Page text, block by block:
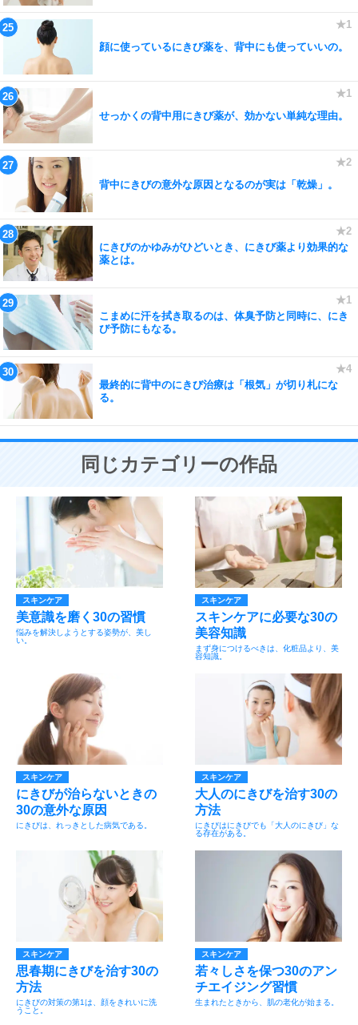
顔に使っているにきび薬を、背中にも使っていいの。
せっかくの背中用にきび薬が、効かない単純な理由。
背中にきびの意外な原因となるのが実は「乾燥」。
にきびのかゆみがひどいとき、にきび薬より効果的な
薬とは。
こまめに汗を拭き取るのは、体臭予防と同時に、にき
び予防にもなる。
最終的に背中のにきび治療は「根気」が切り札にな
る。
同じカテゴリーの作品
スキンケア
美意識を磨く30の習慣
悩みを解決しようとする姿勢が、美し
い。
スキンケア
スキンケアに必要な30の
美容知識
まず身につけるべきは、化粧品より、美
容知識。
スキンケア
にきびが治らないときの
30の意外な原因
にきびは、れっきとした病気である。
スキンケア
大人のにきびを治す30の
方法
にきびはにきびでも「大人のにきび」な
る存在がある。
スキンケア
思春期にきびを治す30の
方法
にきびの対策の第1は、顔をきれいに洗
うこと。
スキンケア
若々しさを保つ30のアン
チエイジング習慣
生まれたときから、肌の老化が始まる。